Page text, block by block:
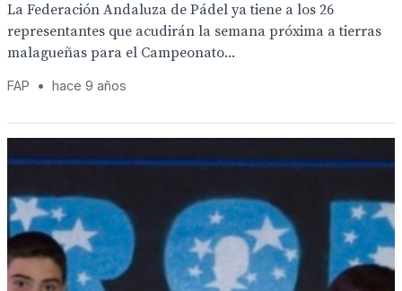
La Federación Andaluza de Pádel ya tiene a los 26
representantes que acudirán la semana próxima a tierras
malagueñas para el Campeonato...
FAP • hace 9 años